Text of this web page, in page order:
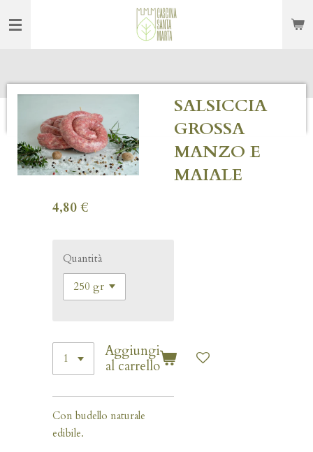
al
contenuto
SALSICCIA
GROSSA
MANZO E
MAIALE
4,80 €
Quantità
Aggiungi
al carrello
Con budello naturale
edibile.